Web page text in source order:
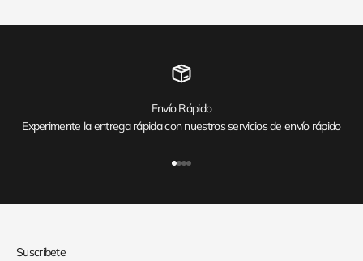
Envío Rápido
Experimente la entrega rápida con nuestros servicios de envío rápido
Suscribete